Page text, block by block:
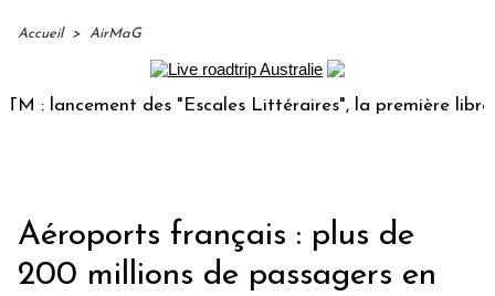
Accueil > AirMaG
des "Escales Littéraires", la première librairie du
Aéroports français : plus de
200 millions de passagers en